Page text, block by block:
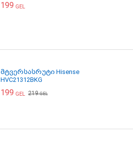
199 GEL
მტვერსასრუტი Hisense
HVC21312BKG
199 GEL 219GEL